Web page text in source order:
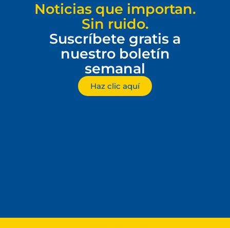
Noticias que importan.
Sin ruido.
Suscríbete gratis a
nuestro boletín
semanal
Haz clic aquí